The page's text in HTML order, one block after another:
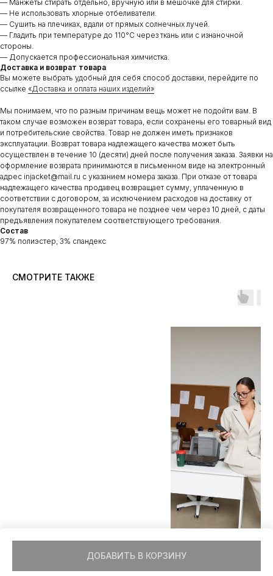
ДОБАВИТЬ В КОРЗИНУ
— Манжеты стирать отдельно, вручную или в мешочке для стирки.
— Не использовать хлорные отбеливатели.
— Сушить на плечиках, вдали от прямых солнечных лучей.
— Гладить при температуре до 110°C через ткань или с изнаночной
стороны.
— Допускается профессиональная химчистка.
Доставка и возврат товара
Вы можете выбрать удобный для себя способ доставки, перейдите по
ссылке «Доставка и оплата наших изделий»
Мы понимаем, что по разным причинам вещь может не подойти вам. В
таком случае возможен возврат товара, если сохранены его товарный вид
и потребительские свойства. Товар не должен иметь признаков
эксплуатации. Возврат товара надлежащего качества может быть
осуществлен в течение 10 (десяти) дней после получения заказа. Заявки на
оформление возврата принимаются в письменном виде на электронный
адрес injacket@mail.ru с указанием номера заказа. При отказе от товара
надлежащего качества продавец возвращает сумму, уплаченную в
соответствии с договором, за исключением расходов на доставку от
покупателя возвращенного товара не позднее чем через 10 дней, с даты
предъявления покупателем соответствующего требования.
Состав
97% полиэстер, 3% спандекс
СМОТРИТЕ ТАКЖЕ
ПИДЖАК «CHARM»
4 900 ₽ 7 990 ₽
КОСТЮМ «GRACE»
11 900 ₽ 20 900 ₽